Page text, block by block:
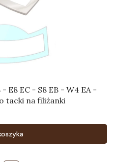
E8 EC - S8 EB - W4 EA -
tacki na filiżanki